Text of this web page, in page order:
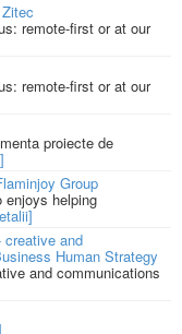
remote-first or at our
remote-first or at our
proiecte de
Group
enjoys helping
creative and
Human Strategy
and communications